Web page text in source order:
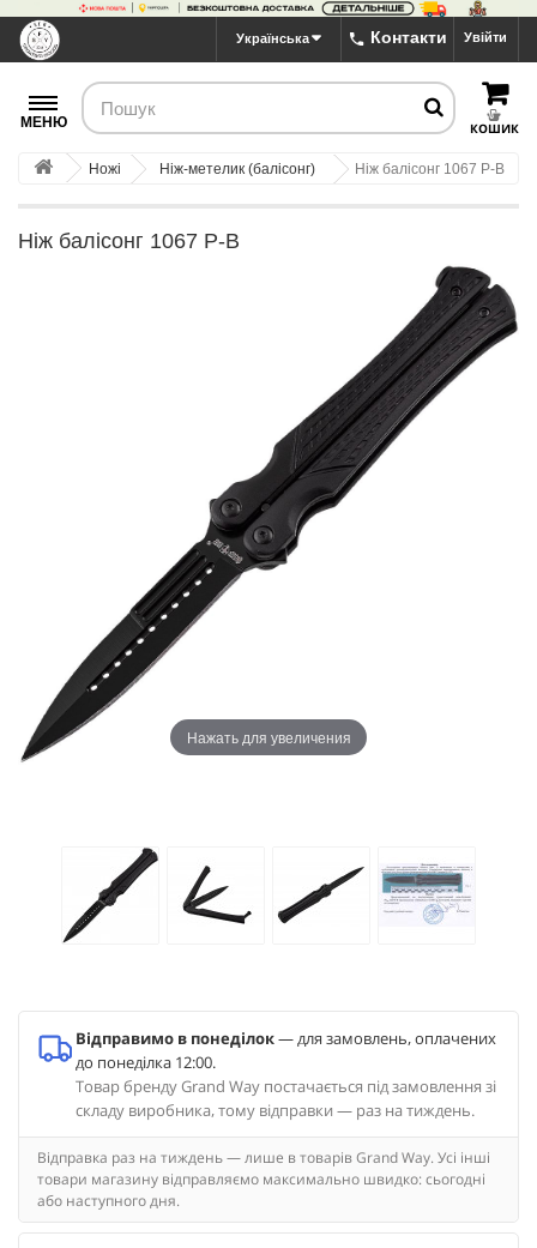
Увійти
Контакти
Українська
КОШИК
МЕНЮ
Ножі Ніж-метелик (балісонг) Ніж балісонг 1067 P-B
Ніж балісонг 1067 P-B
Нажать для увеличения
Відправимо в понеділок— для замовлень, оплачених
до понеділка 12:00.
Товар бренду Grand Way постачається під замовлення зі
складу виробника, тому відправки — раз на тиждень.
Відправка раз на тиждень — лише в товарів Grand Way. Усі інші
товари магазину відправляємо максимально швидко: сьогодні
або наступного дня.